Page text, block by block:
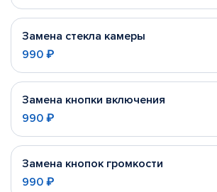
Замена стекла камеры
990 ₽
Замена кнопки включения
990 ₽
Замена кнопок громкости
990 ₽